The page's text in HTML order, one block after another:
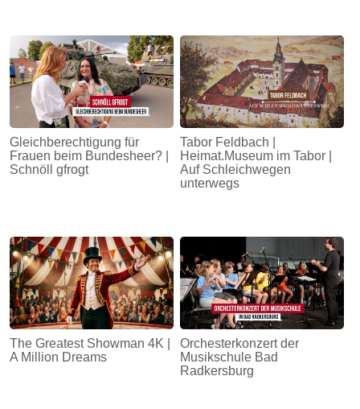
Gleichberechtigung für
Frauen beim Bundesheer? |
Schnöll gfrogt
Tabor Feldbach |
Heimat.Museum im Tabor |
Auf Schleichwegen
unterwegs
The Greatest Showman 4K |
A Million Dreams
Orchesterkonzert der
Musikschule Bad
Radkersburg